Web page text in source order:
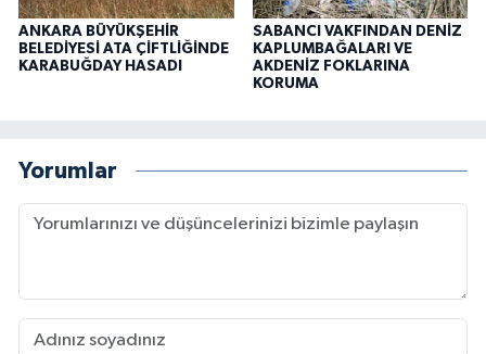
ANKARA BÜYÜKŞEHİR
BELEDİYESİ ATA ÇİFTLİĞİNDE
KARABUĞDAY HASADI
SABANCI VAKFINDAN DENİZ
KAPLUMBAĞALARI VE
AKDENİZ FOKLARINA
KORUMA
Yorumlar